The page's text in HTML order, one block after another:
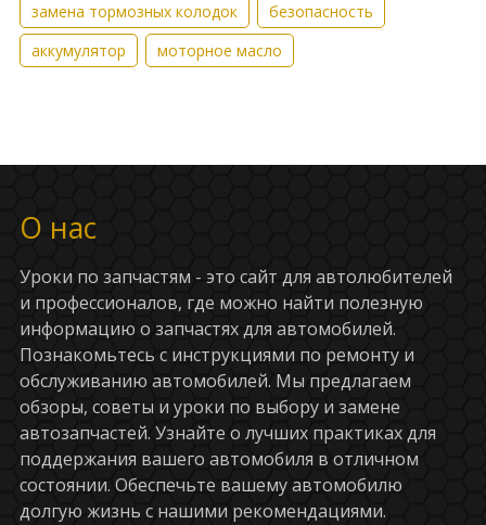
замена тормозных колодок
безопасность
аккумулятор
моторное масло
О нас
Уроки по запчастям - это сайт для автолюбителей
и профессионалов, где можно найти полезную
информацию о запчастях для автомобилей.
Познакомьтесь с инструкциями по ремонту и
обслуживанию автомобилей. Мы предлагаем
обзоры, советы и уроки по выбору и замене
автозапчастей. Узнайте о лучших практиках для
поддержания вашего автомобиля в отличном
состоянии. Обеспечьте вашему автомобилю
долгую жизнь с нашими рекомендациями.